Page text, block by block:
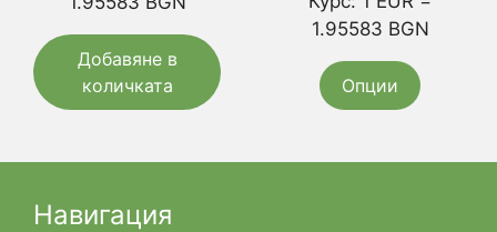
Добавяне в
количката
1.95583 BGN
Опции
page
Навигация